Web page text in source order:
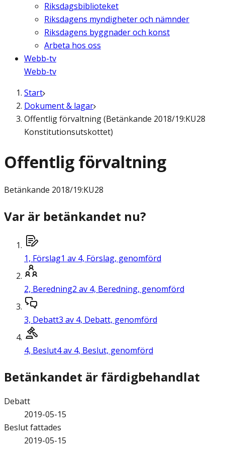
Riksdagsbiblioteket
Riksdagens myndigheter och nämnder
Riksdagens byggnader och konst
Arbeta hos oss
Webb-tv
Webb-tv
Start
Dokument & lagar
Offentlig förvaltning (Betänkande 2018/19:KU28
Konstitutionsutskottet)
Offentlig förvaltning
Betänkande 2018/19:KU28
Var är betänkandet nu?
1, Förslag1 av 4, Förslag, genomförd
2, Beredning2 av 4, Beredning, genomförd
3, Debatt3 av 4, Debatt, genomförd
4, Beslut4 av 4, Beslut, genomförd
Betänkandet är färdigbehandlat
Debatt
2019-05-15
Beslut fattades
2019-05-15